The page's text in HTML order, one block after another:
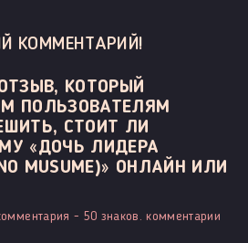
КОММЕНТАРИЙ!
КОТОРЫЙ
ПОЛЬЗОВАТЕЛЯМ
СТОИТ ЛИ
«ДОЧЬ ЛИДЕРА
MUSUME)» ОНЛАЙН ИЛИ
- 50 знаков. комментарии